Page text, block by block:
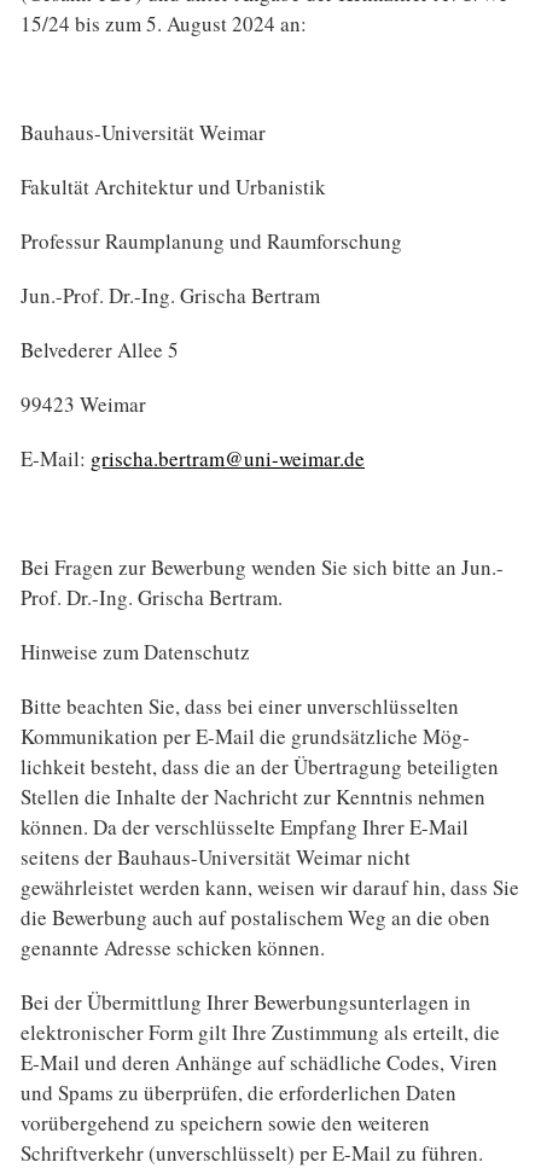
15/24 bis zum 5. August 2024 an:
Bauhaus-Universität Weimar
Fakultät Architektur und Urbanistik
Professur Raumplanung und Raumforschung
Jun.-Prof. Dr.-Ing. Grischa Bertram
Belvederer Allee 5
99423 Weimar
E-Mail: grischa.bertram@uni-weimar.de
Bei Fragen zur Bewerbung wenden Sie sich bitte an Jun.-
Prof. Dr.-Ing. Grischa Bertram.
Hinweise zum Datenschutz
Bitte beachten Sie, dass bei einer unverschlüsselten
Kommunikation per E-Mail die grundsätzliche Mög­
lichkeit besteht, dass die an der Übertragung beteiligten
Stellen die Inhalte der Nachricht zur Kenntnis nehmen
können. Da der verschlüsselte Empfang Ihrer E-Mail
seitens der Bauhaus-Universität Weimar nicht
gewährleistet werden kann, weisen wir darauf hin, dass Sie
die Bewerbung auch auf postalischem Weg an die oben
genannte Adresse schicken können.
Bei der Übermittlung Ihrer Bewerbungsunterlagen in
elektronischer Form gilt Ihre Zustimmung als erteilt, die
E-Mail und deren Anhänge auf schädliche Codes, Viren
und Spams zu überprüfen, die er­forderlichen Daten
vorübergehend zu speichern sowie den weiteren
Schriftverkehr (unverschlüsselt) per E-Mail zu führen.